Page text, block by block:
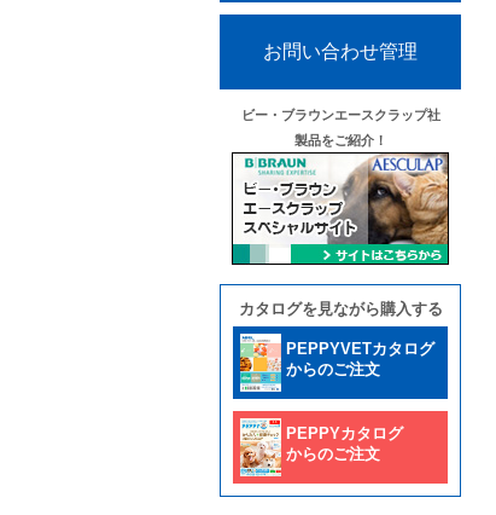
お問い合わせ管理
ビー・ブラウンエースクラップ社
製品をご紹介！
カタログを見ながら購入する
PEPPYVETカタログ
からのご注文
PEPPYカタログ
からのご注文